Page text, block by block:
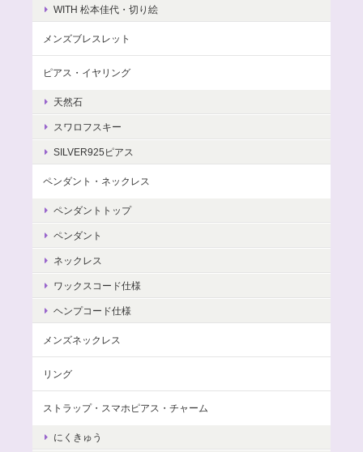
WITH 松本佳代・切り絵
メンズブレスレット
ピアス・イヤリング
天然石
スワロフスキー
SILVER925ピアス
ペンダント・ネックレス
ペンダントトップ
ペンダント
ネックレス
ワックスコード仕様
ヘンプコード仕様
メンズネックレス
リング
ストラップ・スマホピアス・チャーム
にくきゅう